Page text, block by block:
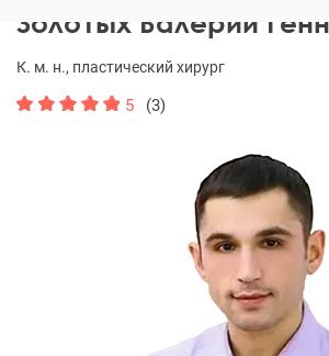
Золотых Валерий
К. м. н., пластический хирург
5 (3)